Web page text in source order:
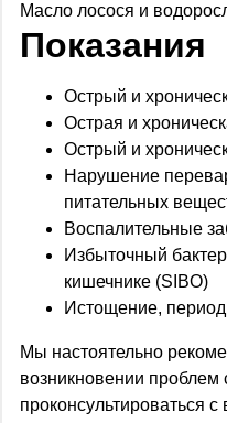
Масло лосося и
Показания
Острый и
Острая и
Острый и
Нарушение
питательных
Воспалительные
Избыточный
кишечнике (SIBO)
Истощение,
Мы настоятельно
возникновении проблем
проконсультироваться